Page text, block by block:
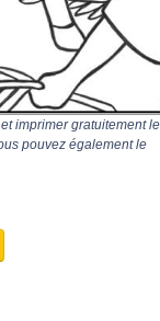
imprimer gratuitement le
pouvez également le